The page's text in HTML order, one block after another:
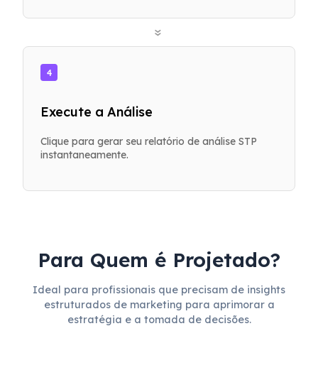
»
4
Execute a Análise
Clique para gerar seu relatório de análise STP
instantaneamente.
Para Quem é Projetado?
Ideal para profissionais que precisam de insights
estruturados de marketing para aprimorar a
estratégia e a tomada de decisões.